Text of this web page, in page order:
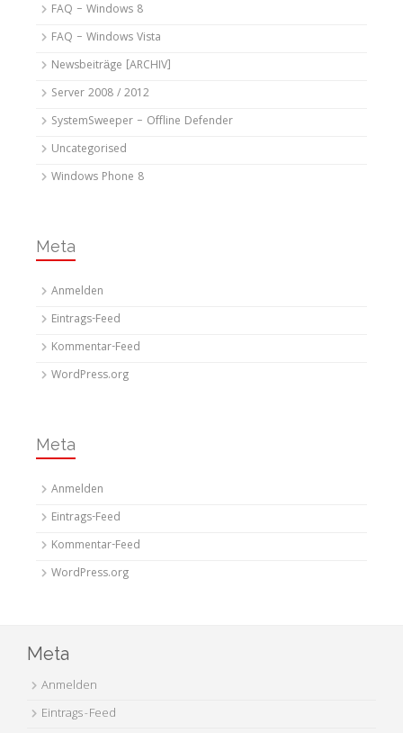
FAQ – Windows 8
FAQ – Windows Vista
Newsbeiträge [ARCHIV]
Server 2008 / 2012
SystemSweeper – Offline Defender
Uncategorised
Windows Phone 8
Meta
Anmelden
Eintrags-Feed
Kommentar-Feed
WordPress.org
Meta
Anmelden
Eintrags-Feed
Kommentar-Feed
WordPress.org
Meta
Anmelden
Eintrags-Feed